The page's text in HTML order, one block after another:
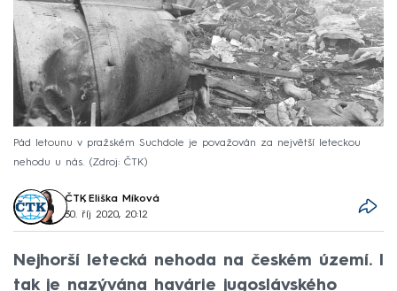
Pád letounu v pražském Suchdole je považován za největší leteckou
nehodu u nás.
Zdroj: ČTK
ČTK, Eliška Míková
30. říj 2020, 20:12
Nejhorší letecká nehoda na českém území. I
tak je nazývána havárie jugoslávského